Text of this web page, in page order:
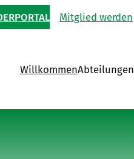
Mitglied werden
WillkommenAbteilungen